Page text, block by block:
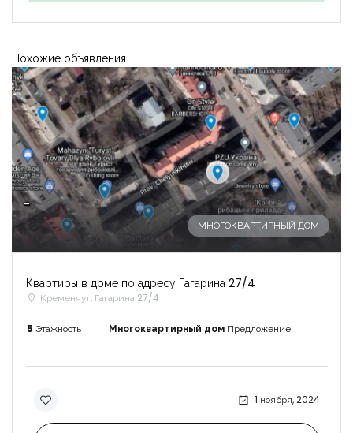
Похожие объявления
-
МНОГОКВАРТИРНЫЙ ДОМ
Квартиры в доме по адресу Гагарина 27/4
Кременчуг, Гагарина 27/4
5 Этажность Многоквартирный дом Предложение
1 ноября, 2024